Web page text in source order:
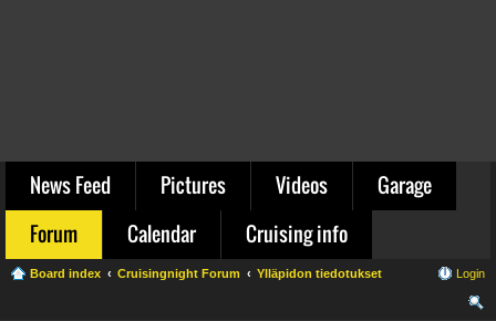
News Feed Pictures Videos
Garage
Forum
Calendar Cruising info
Board index Cruisingnight Forum Ylläpidon tiedotukset Login